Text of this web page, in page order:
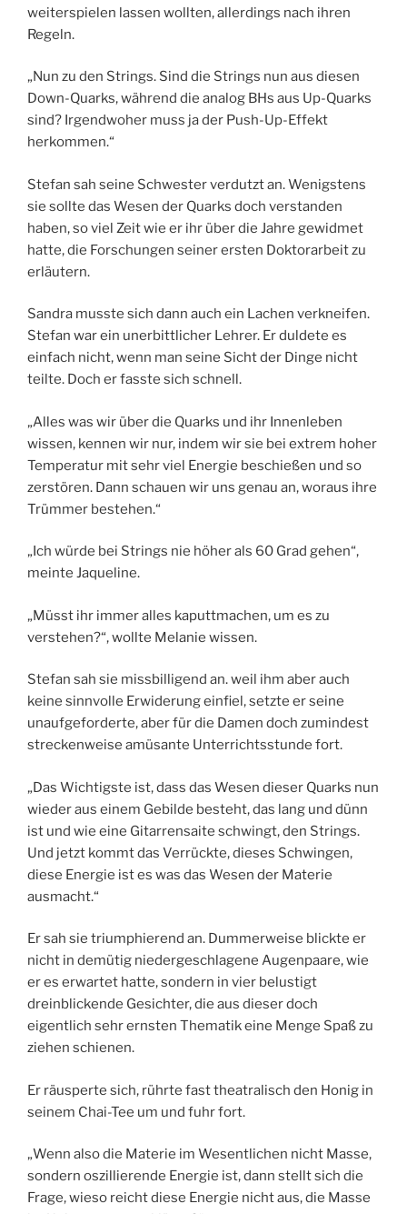
weiterspielen lassen wollten, allerdings nach ihren
Regeln.
„Nun zu den Strings. Sind die Strings nun aus diesen
Down-Quarks, während die analog BHs aus Up-Quarks
sind? Irgendwoher muss ja der Push-Up-Effekt
herkommen.“
Stefan sah seine Schwester verdutzt an. Wenigstens
sie sollte das Wesen der Quarks doch verstanden
haben, so viel Zeit wie er ihr über die Jahre gewidmet
hatte, die Forschungen seiner ersten Doktorarbeit zu
erläutern.
Sandra musste sich dann auch ein Lachen verkneifen.
Stefan war ein unerbittlicher Lehrer. Er duldete es
einfach nicht, wenn man seine Sicht der Dinge nicht
teilte. Doch er fasste sich schnell.
„Alles was wir über die Quarks und ihr Innenleben
wissen, kennen wir nur, indem wir sie bei extrem hoher
Temperatur mit sehr viel Energie beschießen und so
zerstören. Dann schauen wir uns genau an, woraus ihre
Trümmer bestehen.“
„Ich würde bei Strings nie höher als 60 Grad gehen“,
meinte Jaqueline.
„Müsst ihr immer alles kaputtmachen, um es zu
verstehen?“, wollte Melanie wissen.
Stefan sah sie missbilligend an. weil ihm aber auch
keine sinnvolle Erwiderung einfiel, setzte er seine
unaufgeforderte, aber für die Damen doch zumindest
streckenweise amüsante Unterrichtsstunde fort.
„Das Wichtigste ist, dass das Wesen dieser Quarks nun
wieder aus einem Gebilde besteht, das lang und dünn
ist und wie eine Gitarrensaite schwingt, den Strings.
Und jetzt kommt das Verrückte, dieses Schwingen,
diese Energie ist es was das Wesen der Materie
ausmacht.“
Er sah sie triumphierend an. Dummerweise blickte er
nicht in demütig niedergeschlagene Augenpaare, wie
er es erwartet hatte, sondern in vier belustigt
dreinblickende Gesichter, die aus dieser doch
eigentlich sehr ernsten Thematik eine Menge Spaß zu
ziehen schienen.
Er räusperte sich, rührte fast theatralisch den Honig in
seinem Chai-Tee um und fuhr fort.
„Wenn also die Materie im Wesentlichen nicht Masse,
sondern oszillierende Energie ist, dann stellt sich die
Frage, wieso reicht diese Energie nicht aus, die Masse